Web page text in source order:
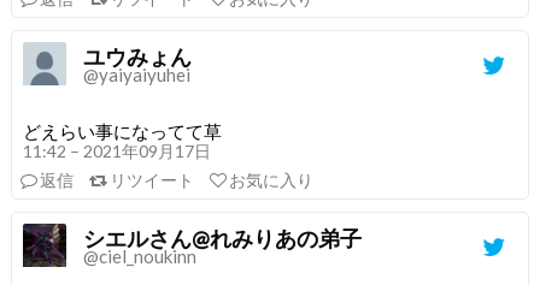
ユウみょん
@yaiyaiyuhei
どえらい事になってて草
11:42 – 2021年09月17日
返信
リツイート お気に入り
シエルさん@れみりあの弟子
@ciel_noukinn